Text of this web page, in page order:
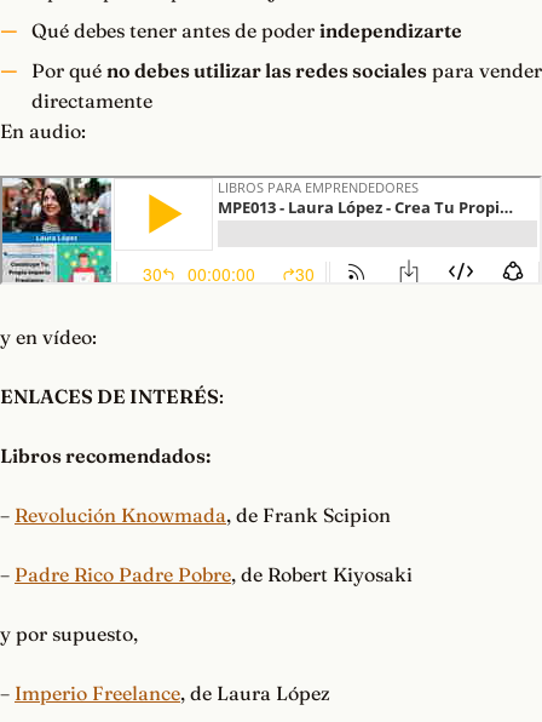
Qué debes tener antes de poder independizarte
Por qué no debes utilizar las redes socialespara vender
directamente
En audio:
y en vídeo:
ENLACES DE INTERÉS:
Libros recomendados:
– Revolución Knowmada, de Frank Scipion
– Padre Rico Padre Pobre, de Robert Kiyosaki
y por supuesto,
– Imperio Freelance, de Laura López